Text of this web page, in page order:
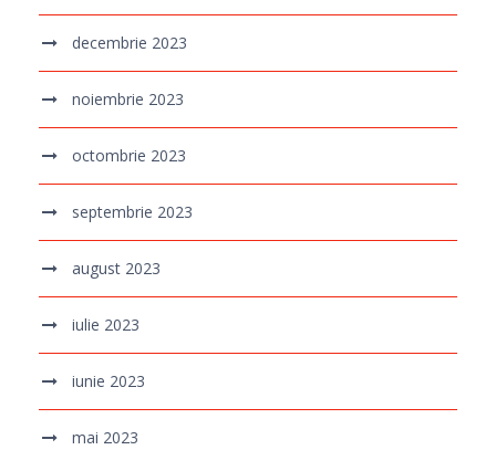
decembrie 2023
noiembrie 2023
octombrie 2023
septembrie 2023
august 2023
iulie 2023
iunie 2023
mai 2023